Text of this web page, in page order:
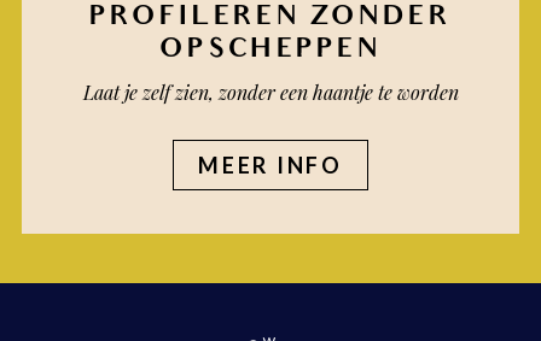
PROFILEREN ZONDER
OPSCHEPPEN
Laat je zelf zien, zonder een haantje te worden
MEER INFO